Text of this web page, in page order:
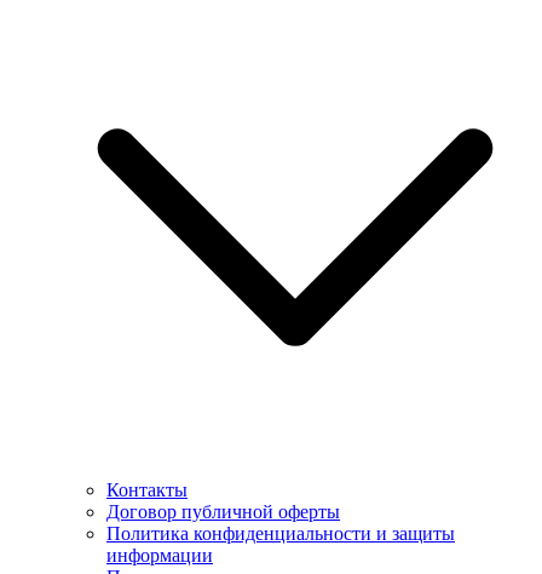
Контакты
Договор публичной оферты
Политика конфиденциальности и защиты
информации